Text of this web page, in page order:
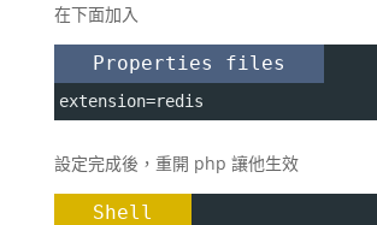
在下面加入
Properties files
extension=redis
設定完成後，重開 php 讓他生效
Shell